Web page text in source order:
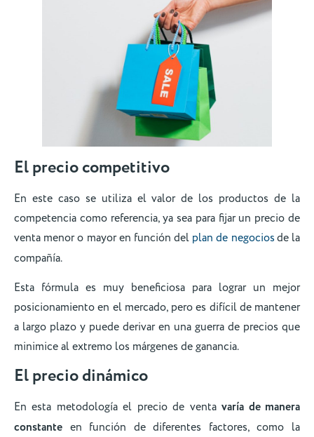
El precio competitivo
En este caso se utiliza el valor de los productos de la
competencia como referencia, ya sea para fijar un precio de
venta menor o mayor en función del plan de negociosde la
compañía.
Esta fórmula es muy beneficiosa para lograr un mejor
posicionamiento en el mercado, pero es difícil de mantener
a largo plazo y puede derivar en una guerra de precios que
minimice al extremo los márgenes de ganancia.
El precio dinámico
En esta metodología el precio de ventavaría de manera
constante en función de diferentes factores, como la